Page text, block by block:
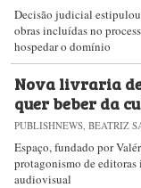
Decisão judicial
obras incluídas no
hospedar o domínio
Nova livraria
quer beber da
PUBLISHNEWS, BEATRIZ
Espaço, fundado por
protagonismo de
audiovisual